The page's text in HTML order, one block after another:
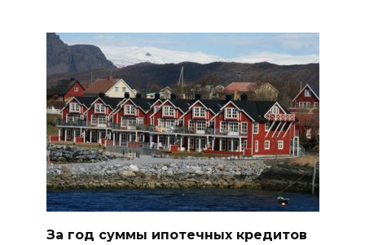
За год суммы ипотечных кредитов